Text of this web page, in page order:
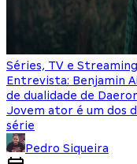
Séries, TV e Streaming
Entrevista: Benjamin
de dualidade de
Jovem ator é um dos
série
Pedro Siqueira